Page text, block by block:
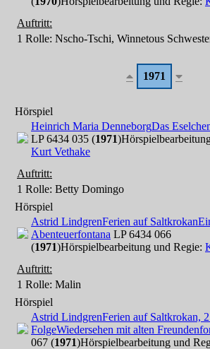
Auftritt:
1 Rolle: Nscho-Tschi, Winnetous
1971
Hörspiel
Heinrich Maria DenneborgDas
LP 6434 035 (1971)
Kurt Vethake
Auftritt:
1 Rolle: Betty Domingo
Hörspiel
Astrid LindgrenFerien auf Saltkrokan
Abenteuerfontana LP 6434 066
(1971)Hörspielbearbeitung und Regie:
Auftritt:
1 Rolle: Malin
Hörspiel
Astrid LindgrenFerien auf Saltkrokan,
FolgeWiedersehen mit alten Freunden
067 (1971)Hörspielbearbeitung und